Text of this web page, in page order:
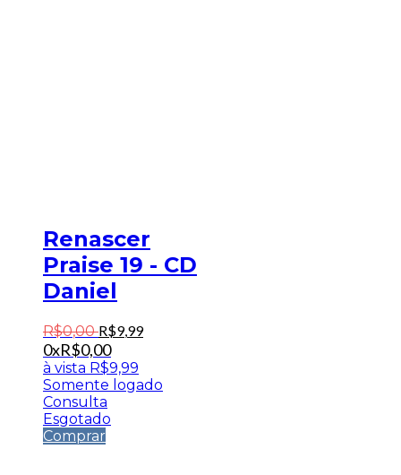
Renascer
Praise 19 - CD
Daniel
R$0,00 R$9,99
0xR$0,00
à vista R$9,99
Somente logado
Consulta
Esgotado
Comprar